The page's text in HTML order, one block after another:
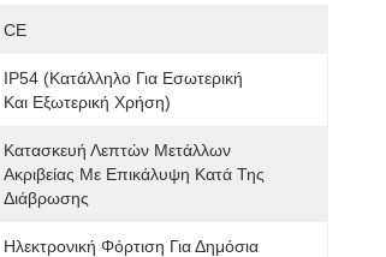
CE
IP54 (Κατάλληλο Για Εσωτερική
Και Εξωτερική Χρήση)
Κατασκευή Λεπτών Μετάλλων
Ακριβείας Με Επικάλυψη Κατά Της
Διάβρωσης
Ηλεκτρονική Φόρτιση Για Δημόσια